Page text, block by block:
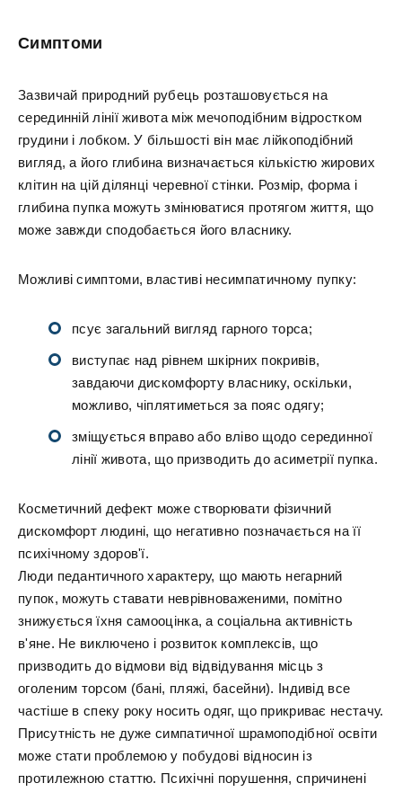
Симптоми
Зазвичай природний рубець розташовується на
серединній лінії живота між мечоподібним відростком
грудини і лобком. У більшості він має лійкоподібний
вигляд, а його глибина визначається кількістю жирових
клітин на цій ділянці черевної стінки. Розмір, форма і
глибина пупка можуть змінюватися протягом життя, що
може завжди сподобається його власнику.
Можливі симптоми, властиві несимпатичному пупку:
псує загальний вигляд гарного торса;
виступає над рівнем шкірних покривів,
завдаючи дискомфорту власнику, оскільки,
можливо, чіплятиметься за пояс одягу;
зміщується вправо або вліво щодо серединної
лінії живота, що призводить до асиметрії пупка.
Косметичний дефект може створювати фізичний
дискомфорт людині, що негативно позначається на її
психічному здоров'ї.
Люди педантичного характеру, що мають негарний
пупок, можуть ставати неврівноваженими, помітно
знижується їхня самооцінка, а соціальна активність
в'яне. Не виключено і розвиток комплексів, що
призводить до відмови від відвідування місць з
оголеним торсом (бані, пляжі, басейни). Індивід все
частіше в спеку року носить одяг, що прикриває нестачу.
Присутність не дуже симпатичної шрамоподібної освіти
може стати проблемою у побудові відносин із
протилежною статтю. Психічні порушення, спричинені